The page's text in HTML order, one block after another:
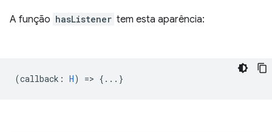
A função hasListener tem esta aparência:
(callback : H) => {...}